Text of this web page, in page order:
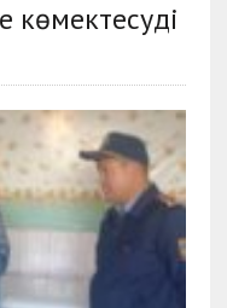
көмектесуді